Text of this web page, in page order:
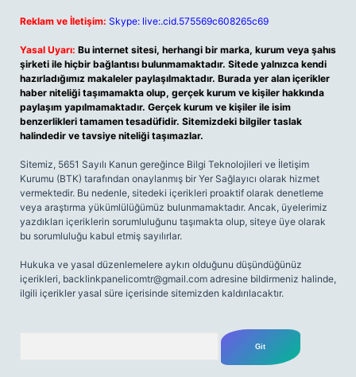
Reklam ve İletişim: Skype: live:.cid.575569c608265c69
Yasal Uyarı: Bu internet sitesi, herhangi bir marka, kurum veya şahıs
şirketi ile hiçbir bağlantısı bulunmamaktadır. Sitede yalnızca kendi
hazırladığımız makaleler paylaşılmaktadır. Burada yer alan içerikler
haber niteliği taşımamakta olup, gerçek kurum ve kişiler hakkında
paylaşım yapılmamaktadır. Gerçek kurum ve kişiler ile isim
benzerlikleri tamamen tesadüfidir. Sitemizdeki bilgiler taslak
halindedir ve tavsiye niteliği taşımazlar.
Sitemiz, 5651 Sayılı Kanun gereğince Bilgi Teknolojileri ve İletişim
Kurumu (BTK) tarafından onaylanmış bir Yer Sağlayıcı olarak hizmet
vermektedir. Bu nedenle, sitedeki içerikleri proaktif olarak denetleme
veya araştırma yükümlülüğümüz bulunmamaktadır. Ancak, üyelerimiz
yazdıkları içeriklerin sorumluluğunu taşımakta olup, siteye üye olarak
bu sorumluluğu kabul etmiş sayılırlar.
Hukuka ve yasal düzenlemelere aykırı olduğunu düşündüğünüz
içerikleri, backlinkpanelicomtr@gmail.com adresine bildirmeniz halinde,
ilgili içerikler yasal süre içerisinde sitemizden kaldırılacaktır.